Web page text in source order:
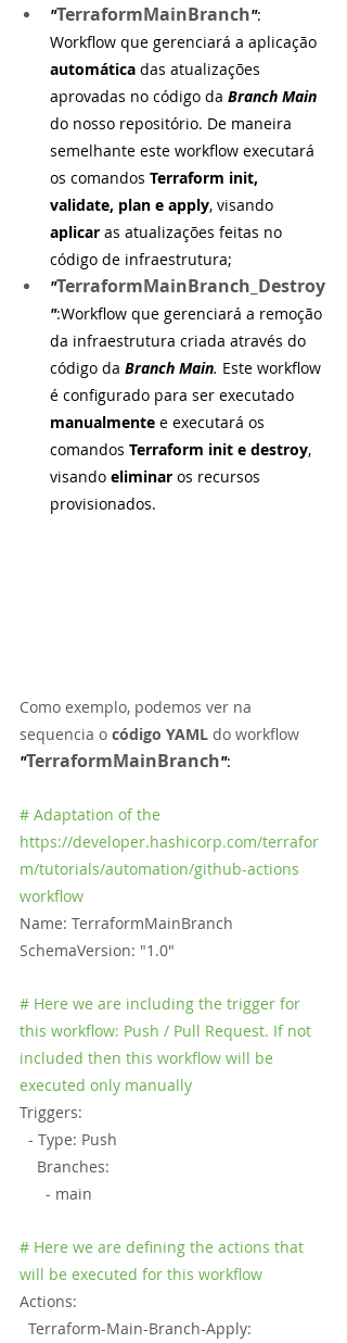
"TerraformMainBranch":
Workflow que gerenciará a aplicação
automática das atualizações
aprovadas no código da Branch Main
do nosso repositório. De maneira
semelhante este workflow executará
os comandos Terraform init,
validate, plan e apply, visando
aplicar as atualizações feitas no
código de infraestrutura;
"TerraformMainBranch_Destroy
":Workflow que gerenciará a remoção
da infraestrutura criada através do
código da Branch Main. Este workflow
é configurado para ser executado
manualmente e executará os
comandos Terraform init e destroy,
visando eliminar os recursos
provisionados.
Como exemplo, podemos ver na
sequencia o código YAML do workflow
"TerraformMainBranch":
# Adaptation of the
https://developer.hashicorp.com/terrafor
m/tutorials/automation/github-actions
workflow
Name: TerraformMainBranch
SchemaVersion: "1.0"
# Here we are including the trigger for
this workflow: Push / Pull Request. If not
included then this workflow will be
executed only manually
Triggers:
  - Type: Push
    Branches:
      - main
# Here we are defining the actions that
will be executed for this workflow
Actions:
  Terraform-Main-Branch-Apply: